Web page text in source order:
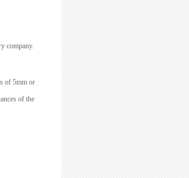
company.
of 5mm or
of the